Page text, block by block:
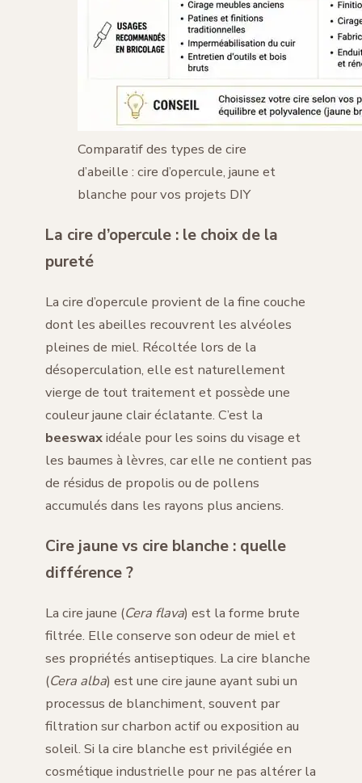
Comparatif des types de cire
d’abeille : cire d’opercule, jaune et
blanche pour vos projets DIY
La cire d’opercule : le choix de la
pureté
La cire d’opercule provient de la fine couche
dont les abeilles recouvrent les alvéoles
pleines de miel. Récoltée lors de la
désoperculation, elle est naturellement
vierge de tout traitement et possède une
couleur jaune clair éclatante. C’est la
beeswaxidéale pour les soins du visage et
les baumes à lèvres, car elle ne contient pas
de résidus de propolis ou de pollens
accumulés dans les rayons plus anciens.
Cire jaune vs cire blanche : quelle
différence ?
La cire jaune (Cera flava) est la forme brute
filtrée. Elle conserve son odeur de miel et
ses propriétés antiseptiques. La cire blanche
(Cera alba) est une cire jaune ayant subi un
processus de blanchiment, souvent par
filtration sur charbon actif ou exposition au
soleil. Si la cire blanche est privilégiée en
cosmétique industrielle pour ne pas altérer la